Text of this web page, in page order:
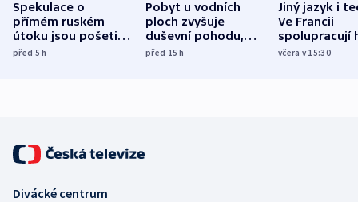
Spekulace o
přímém ruském
útoku jsou pošetilé,
míní estonský
před 5h
Pobyt u vodních
ploch zvyšuje
duševní pohodu,
ukázala
před 15h
Jiný jazyk i
Ve Francii
spolupracují
různých zemí
včera v 15:30
Divácké centrum